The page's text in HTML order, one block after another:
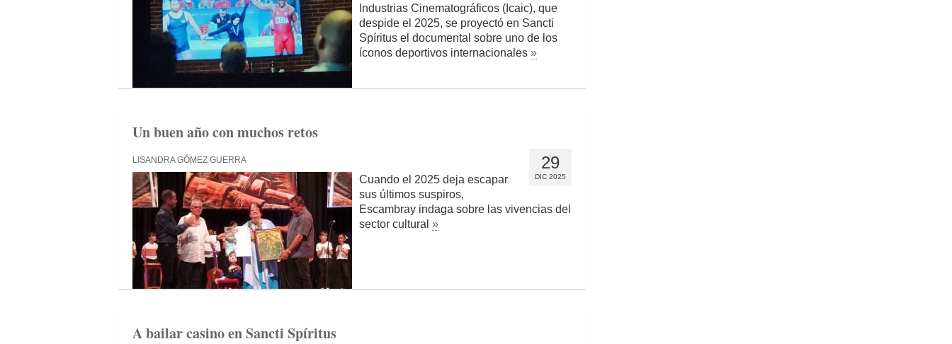
Industrias Cinematográficos (Icaic), que
despide el 2025, se proyectó en Sancti
Spíritus el documental sobre uno de los
íconos deportivos internacionales »
Un buen año con muchos retos
29
DIC 2025
LISANDRA GÓMEZ GUERRA
Cuando el 2025 deja escapar
sus últimos suspiros,
Escambray indaga sobre las vivencias del
sector cultural »
A bailar casino en Sancti Spíritus